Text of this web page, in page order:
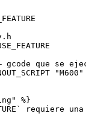
que se
"M600"
%}